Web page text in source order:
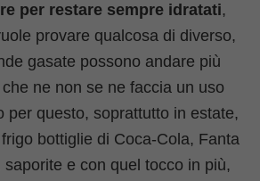
per restare sempre idratati,
provare qualcosa di diverso,
gasate possono andare più
ne non se ne faccia un uso
per questo, soprattutto in estate,
bottiglie di Coca-Cola, Fanta
e con quel tocco in più,